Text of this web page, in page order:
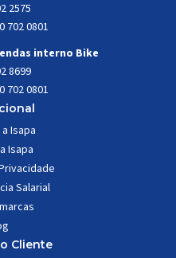
2575
702 0801
interno Bike
8699
702 0801
Isapa
Isapa
Salarial
Cliente